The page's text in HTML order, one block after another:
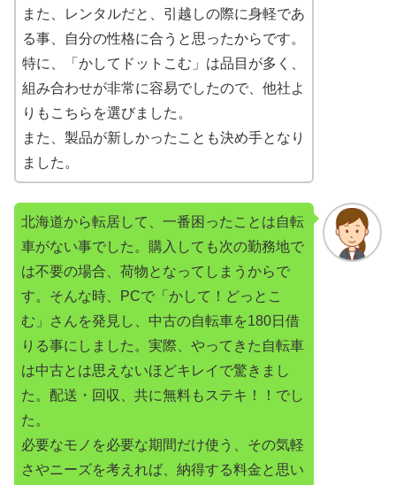
また、レンタルだと、引越しの際に身軽であ
る事、自分の性格に合うと思ったからです。
特に、「かしてドットこむ」は品目が多く、
組み合わせが非常に容易でしたので、他社よ
りもこちらを選びました。
また、製品が新しかったことも決め手となり
ました。
北海道から転居して、一番困ったことは自転
車がない事でした。購入しても次の勤務地で
は不要の場合、荷物となってしまうからで
す。そんな時、PCで「かして！どっとこ
む」さんを発見し、中古の自転車を180日借
りる事にしました。実際、やってきた自転車
は中古とは思えないほどキレイで驚きまし
た。配送・回収、共に無料もステキ！！でし
た。
必要なモノを必要な期間だけ使う、その気軽
さやニーズを考えれば、納得する料金と思い